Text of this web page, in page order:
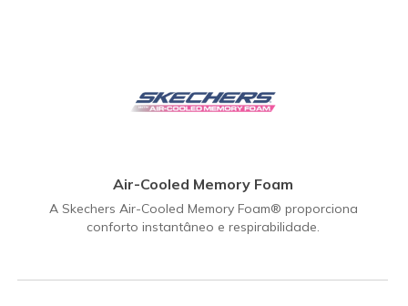
Air-Cooled Memory Foam
A Skechers Air-Cooled Memory Foam® proporciona
conforto instantâneo e respirabilidade.